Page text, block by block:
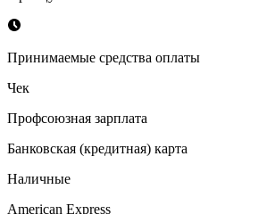
Принимаемые средства оплаты
Чек
Профсоюзная зарплата
Банковская (кредитная) карта
Наличные
American Express